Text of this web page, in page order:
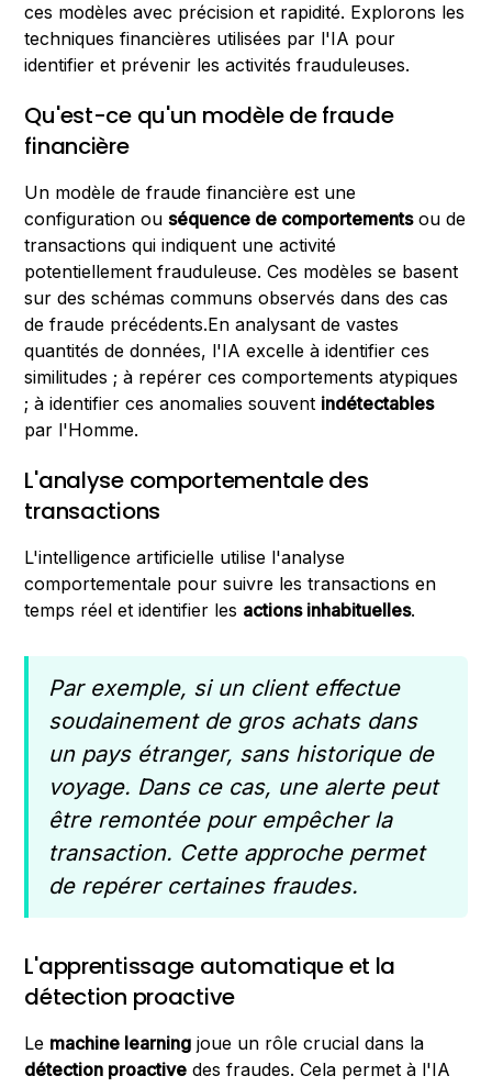
ces modèles avec précision et rapidité. Explorons les
techniques financières utilisées par l'IA pour
identifier et prévenir les activités frauduleuses.
Qu'est-ce qu'un modèle de fraude
financière
Un modèle de fraude financière est une
configuration ouséquence de comportementsou de
transactions qui indiquent une activité
potentiellement frauduleuse. Ces modèles se basent
sur des schémas communs observés dans des cas
de fraude précédents.En analysant de vastes
quantités de données, l'IA excelle à identifier ces
similitudes ; à repérer ces comportements atypiques
; à identifier ces anomalies souvent indétectables
par l'Homme.
L'analyse comportementale des
transactions
L'intelligence artificielle utilise l'analyse
comportementale pour suivre les transactions en
temps réel et identifier les actions inhabituelles.
Par exemple, si un client effectue
soudainement de gros achats dans
un pays étranger, sans historique de
voyage. Dans ce cas, une alerte peut
être remontée pour empêcher la
transaction. Cette approche permet
de repérer certaines fraudes.
L'apprentissage automatique et la
détection proactive
Le machine learning joue un rôle crucial dans la
détection proactive des fraudes. Cela permet à l'IA